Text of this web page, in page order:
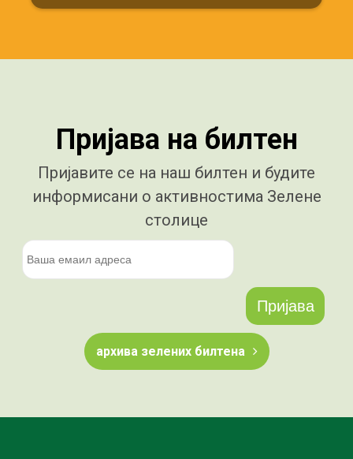
Пријава на билтен
Пријавите се на наш билтен и будите
информисани о активностима Зелене
столице
архива зелених билтена